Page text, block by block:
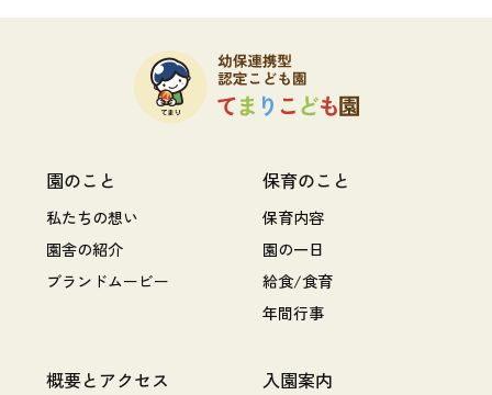
園のこと
私たちの想い
園舎の紹介
ブランドムービー
保育のこと
保育内容
園の一日
給食/食育
年間行事
概要とアクセス
入園案内